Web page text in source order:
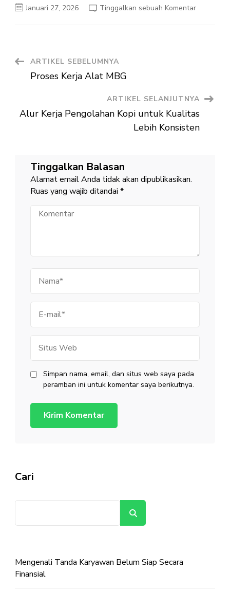
Januari 27, 2026 Tinggalkan sebuah Komentarpada
Navigasi
Artikel
ARTIKEL SEBELUMNYA
Proses Kerja Alat MBG
ARTIKEL SELANJUTNYA
Alur Kerja Pengolahan Kopi untuk Kualitas
Lebih Konsisten
Tinggalkan Balasan
Alamat email Anda tidak akan dipublikasikan.
Ruas yang wajib ditandai *
Komentar
mail
Web
Simpan nama, email, dan situs web saya pada
peramban ini untuk komentar saya berikutnya.
Cari
Mengenali Tanda Karyawan Belum Siap Secara
Finansial